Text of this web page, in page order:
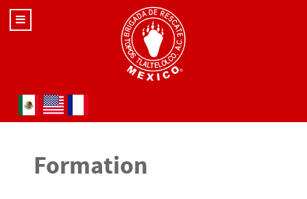
Sélectionnez votre langue
Formation